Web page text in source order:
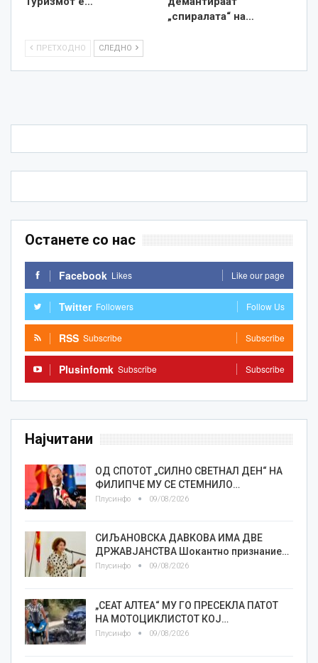
„спиралата“ на…
ПРЕТХОДНО СЛЕДНО
Останете со нас
Facebook Likes Like our page
Twitter Followers Follow Us
RSS Subscribe Subscribe
Plusinfomk Subscribe Subscribe
Најчитани
ОД СПОТОТ „СИЛНО СВЕТНАЛ ДЕН“ НА
ФИЛИПЧЕ МУ СЕ СТЕМНИЛО…
Плусинфо 09/08/2026
СИЉАНОВСКА ДАВКОВА ИМА ДВЕ
ДРЖАВЈАНСТВА Шокантно признание…
Плусинфо 09/08/2026
„СЕАТ АЛТЕА“ МУ ГО ПРЕСЕКЛА ПАТОТ
НА МОТОЦИКЛИСТОТ КОЈ…
Плусинфо 09/08/2026